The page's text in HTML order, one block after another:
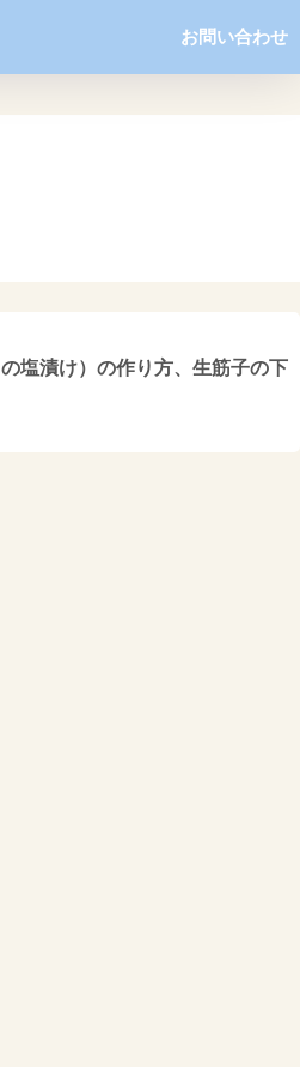
お問い合わせ
塩漬け）の作り方、生筋子の下